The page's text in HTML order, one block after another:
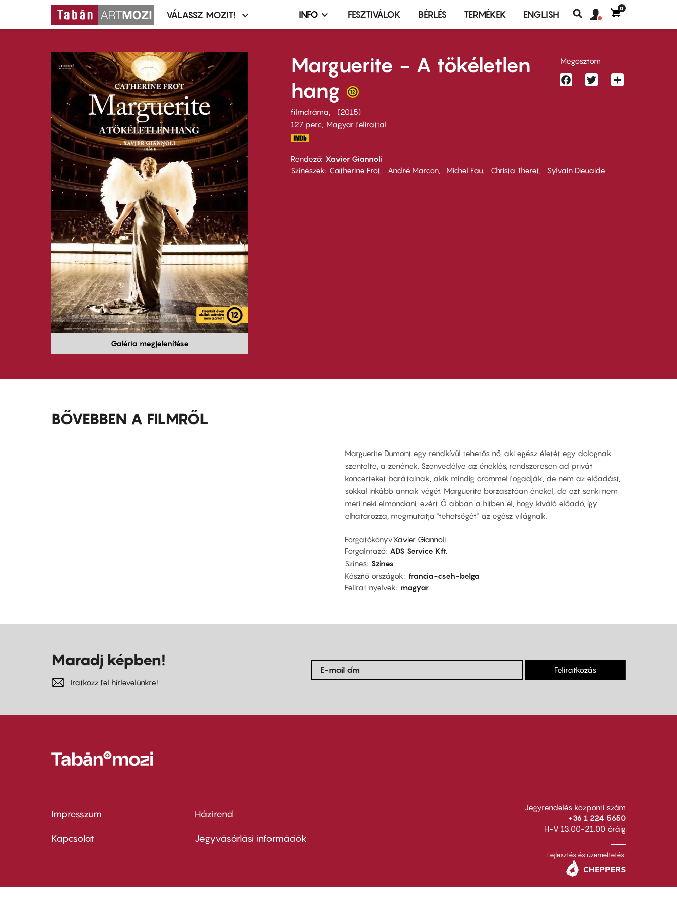
Moziválasztó
VÁLASSZ MOZIT!
Infó,
terembérlés
menü
INFO FESZTIVÁLOK BÉRLÉS TERMÉKEK ENGLISH
Keresés
fiók
Felhasználói
0
Galéria megjelenítése
Marguerite - A tökéletlen
hang
filmdráma
2015
127 perc,
Magyar felirattal
Rendező Xavier Giannoli
Színészek
Catherine Frot André Marcon Michel Fau Christa Theret Sylvain Dieuaide
Megosztom
FacebookTwitter
BŐVEBBEN A FILMRŐL
Marguerite Dumont egy rendkívül tehetős nő, aki egész életét egy dolognak
szentelte, a zenének. Szenvedélye az éneklés, rendszeresen ad privát
koncerteket barátainak, akik mindig örömmel fogadják, de nem az előadást,
sokkal inkább annak végét. Marguerite borzasztóan énekel, de ezt senki nem
meri neki elmondani, ezért Ő abban a hitben él, hogy kiváló előadó, így
elhatározza, megmutatja "tehetségét" az egész világnak.
ForgatókönyvXavier Giannoli
Forgalmazó ADS Service Kft.
Színes Színes
Készítő országok francia-cseh-belga
Felirat nyelvek
magyar
Maradj képben!
Iratkozz fel hírlevelünkre!
Feliratkozás
Footer
menu
Impresszum
Kapcsolat
Footer
menu
Házirend
Jegyvásárlási információk
Jegyrendelés központi szám
+36 1 224 5650
H-V 13.00-21.00 óráig
Fejlesztés és üzemeltetés: